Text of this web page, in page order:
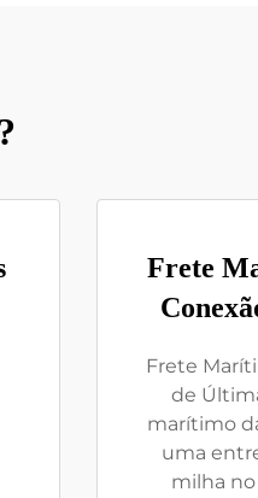
Frete
Frete
de
marítimo
uma
milha no